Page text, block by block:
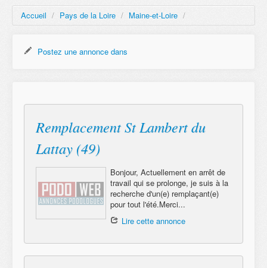
Accueil / Pays de la Loire / Maine-et-Loire /
Postez une annonce dans
Remplacement St Lambert du
Lattay (49)
Bonjour, Actuellement en arrêt de
travail qui se prolonge, je suis à la
recherche d'un(e) remplaçant(e)
pour tout l'été.Merci...
Lire cette annonce